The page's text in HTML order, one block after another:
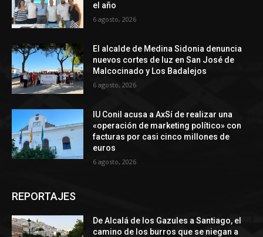
el año
6 agosto, 2026
El alcalde de Medina Sidonia denuncia
nuevos cortes de luz en San José de
Malcocinado y Los Badalejos
6 agosto, 2026
IU Conil acusa a AxSí de realizar una
«operación de marketing político» con
facturas por casi cinco millones de
euros
6 agosto, 2026
REPORTAJES
De Alcalá de los Gazules a Santiago, el
camino de los burros que se niegan a